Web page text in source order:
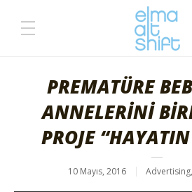
PREMATÜRE
ANNELERİNİ
PROJE
10 Mayıs, 2016 Advertising,